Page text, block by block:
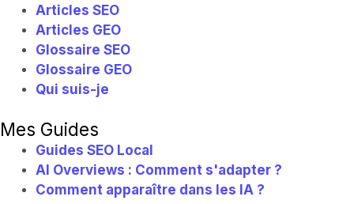
Articles SEO
Articles GEO
Glossaire SEO
Glossaire GEO
Qui suis-je
Mes Guides
Guides SEO Local
AI Overviews : Comment s'adapter ?
Comment apparaître dans les IA ?